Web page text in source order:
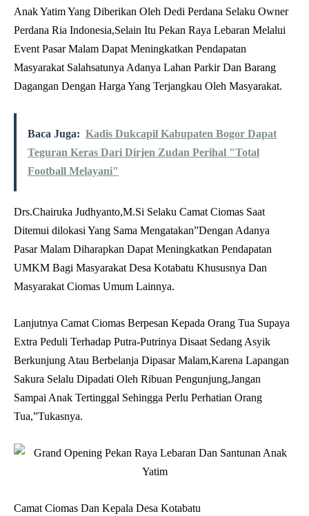
Anak Yatim Yang Diberikan Oleh Dedi Perdana Selaku Owner
Perdana Ria Indonesia,Selain Itu Pekan Raya Lebaran Melalui
Event Pasar Malam Dapat Meningkatkan Pendapatan
Masyarakat Salahsatunya Adanya Lahan Parkir Dan Barang
Dagangan Dengan Harga Yang Terjangkau Oleh Masyarakat.
Baca Juga: Kadis Dukcapil Kabupaten Bogor Dapat
Teguran Keras Dari Dirjen Zudan Perihal "Total
Football Melayani"
Drs.Chairuka Judhyanto,M.Si Selaku Camat Ciomas Saat
Ditemui dilokasi Yang Sama Mengatakan”Dengan Adanya
Pasar Malam Diharapkan Dapat Meningkatkan Pendapatan
UMKM Bagi Masyarakat Desa Kotabatu Khususnya Dan
Masyarakat Ciomas Umum Lainnya.
Lanjutnya Camat Ciomas Berpesan Kepada Orang Tua Supaya
Extra Peduli Terhadap Putra-Putrinya Disaat Sedang Asyik
Berkunjung Atau Berbelanja Dipasar Malam,Karena Lapangan
Sakura Selalu Dipadati Oleh Ribuan Pengunjung,Jangan
Sampai Anak Tertinggal Sehingga Perlu Perhatian Orang
Tua,”Tukasnya.
Camat Ciomas Dan Kepala Desa Kotabatu